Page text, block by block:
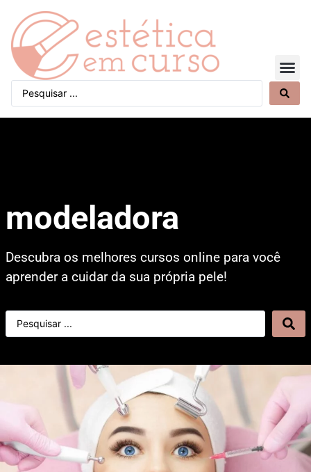
modeladora
Descubra os melhores cursos online para você
aprender a cuidar da sua própria pele!